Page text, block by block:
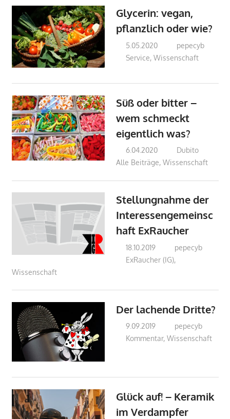
Glycerin: vegan,
pflanzlich oder wie?
5.05.2020
pepecyb
Service,Wissenschaft
Süß oder bitter –
wem schmeckt
eigentlich was?
6.04.2020
Dubito
Alle Beiträge,Wissenschaft
Stellungnahme der
Interessengemeinsc
haft ExRaucher
18.10.2019
pepecyb
ExRaucher (IG),
Wissenschaft
Der lachende Dritte?
9.09.2019
pepecyb
Kommentar,Wissenschaft
Glück auf! – Keramik
im Verdampfer